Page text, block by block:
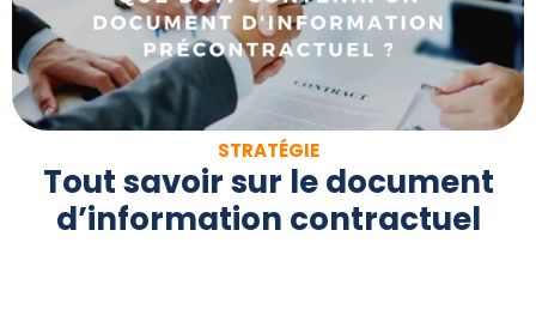
STRATÉGIE
Tout savoir sur le document
d’information contractuel